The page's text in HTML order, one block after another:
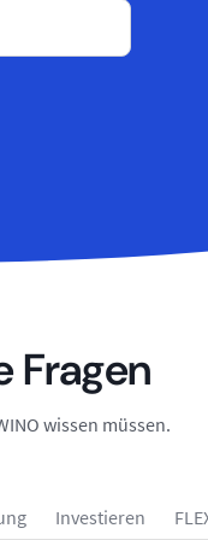
Fragen
wissen müssen.
Investieren